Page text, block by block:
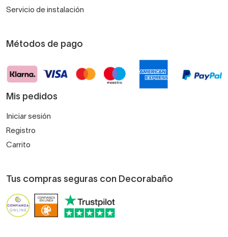
Servicio de instalación
Métodos de pago
Mis pedidos
Iniciar sesión
Registro
Carrito
Tus compras seguras con Decorabaño